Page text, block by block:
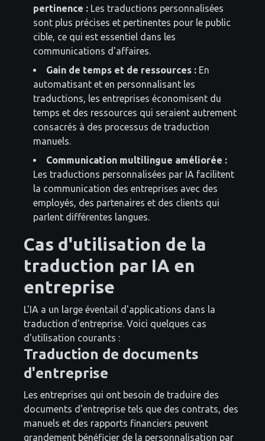
pertinence : Les traductions personnalisées
sont plus précises et pertinentes pour le public
cible, ce qui est essentiel dans les
communications d'affaires.
Gain de temps et de ressources : En
automatisant et en personnalisant les
traductions, les entreprises économisent du
temps et des ressources qui seraient autrement
consacrés à des processus de traduction
manuels.
Communication multilingue améliorée :
Les traductions personnalisées par IA facilitent
la communication des entreprises avec des
employés, des partenaires et des clients qui
parlent différentes langues.
Cas d'utilisation de la
traduction par IA en
entreprise
L'IA a un large éventail d'applications dans la
traduction d'entreprise. Voici quelques cas
d'utilisation courants :
Traduction de documents
d'entreprise
Les entreprises qui ont besoin de traduire des
documents d'entreprise tels que des contrats, des
manuels et des rapports financiers peuvent
grandement bénéficier de la personnalisation par